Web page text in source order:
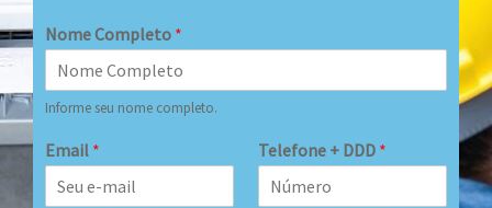
Nome Completo *
Informe seu nome completo.
Email * Telefone + DDD *